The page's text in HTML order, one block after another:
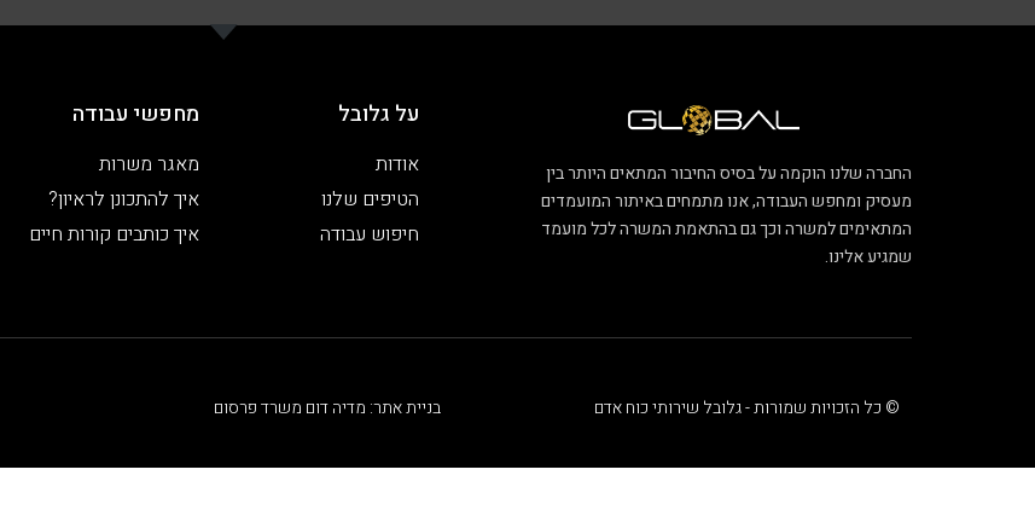
החברה שלנו הוקמה על בסיס החיבור המתאים היותר בין
מעסיק ומחפש העבודה, אנו מתמחים באיתור המועמדים
המתאימים למשרה וכך גם בהתאמת המשרה לכל מועמד
שמגיע אלינו.
על גלובל
אודות
הטיפים שלנו
חיפוש עבודה
מחפשי עבודה
מאגר משרות
איך להתכונן לראיון?
איך כותבים קורות חיים
© כל הזכויות שמורות - גלובל שירותי כוח אדם בניית אתר: מדיה דום משרד פרסום